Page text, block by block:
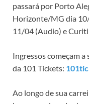
passará por Porto
Horizonte/MG dia
11/04 (Audio) e
Ingressos começam
da 101 Tickets:
Ao longo de sua